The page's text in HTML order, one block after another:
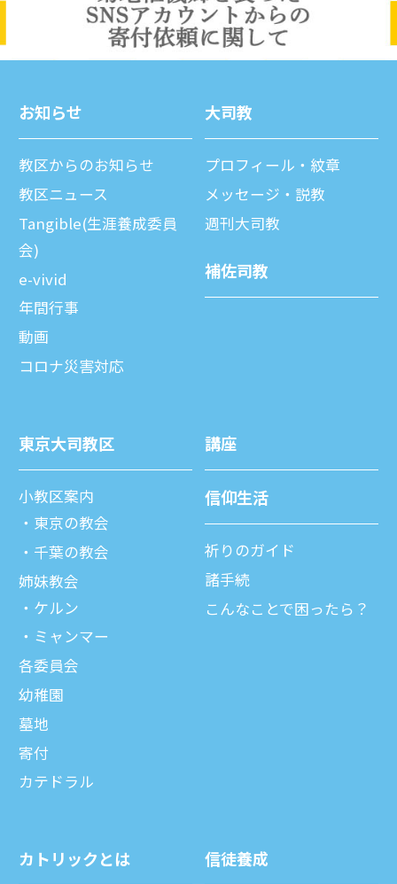
お知らせ
教区からのお知らせ
教区ニュース
Tangible(生涯養成委員
会)
e-vivid
年間⾏事
動画
コロナ災害対応
⼤司教
プロフィール・紋章
メッセージ・説教
週刊⼤司教
補佐司教
東京⼤司教区
⼩教区案内
東京の教会
千葉の教会
姉妹教会
ケルン
ミャンマー
各委員会
幼稚園
墓地
寄付
カテドラル
講座
信仰⽣活
祈りのガイド
諸⼿続
こんなことで困ったら？
カトリックとは 信徒養成